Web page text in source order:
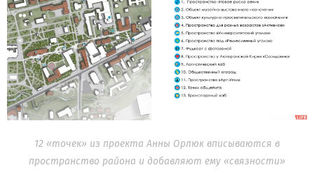
12 «точек» из проекта Анны Орлюк вписываются в
пространство района и добавляют ему «связности»